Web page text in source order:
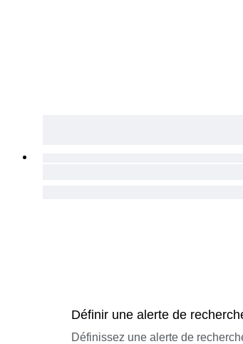
Définir une alerte de
Définissez une alerte de